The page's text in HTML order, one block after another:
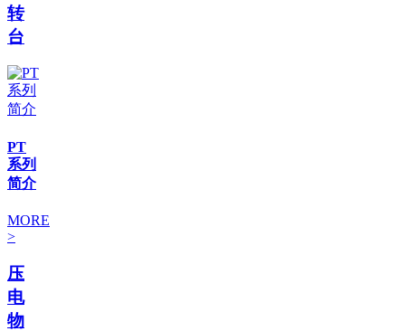
转
台
PT
系列
简介
MORE
>
压
电
物